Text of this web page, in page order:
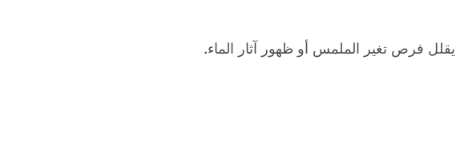
فرص تغير الملمس أو ظهور آثار الماء.